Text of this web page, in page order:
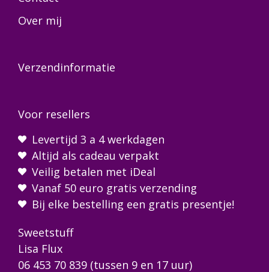
Over mij
Verzendinformatie
Voor resellers
Levertijd 3 a 4 werkdagen
Altijd als cadeau verpakt
Veilig betalen met iDeal
Vanaf 50 euro gratis verzending
Bij elke bestelling een gratis presentje!
Sweetstuff
Lisa Flux
06 453 70 839 (tussen 9 en 17 uur)